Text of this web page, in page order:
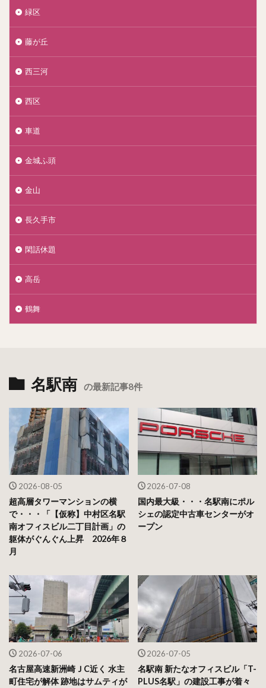
緑区
藤が丘
西三河
西区
車道
金城ふ頭
金山
長久手市
閑話休題
高岳
鶴舞
名駅南 の最新記事8件
2026-08-05
超高層タワーマンションの横
で・・・「【仮称】中村区名駅
南オフィスビル二丁目計画」の
躯体がぐんぐん上昇 2026年８
月
2026-07-08
国内最大級・・・名駅南にポル
シェの認定中古車センターがオ
ープン
2026-07-06
名古屋高速新洲崎ＪC近く 水主
町住宅が解体 跡地はサムティが
2026-07-05
名駅南 新たなオフィスビル「T-
PLUS名駅」の建設工事が着々